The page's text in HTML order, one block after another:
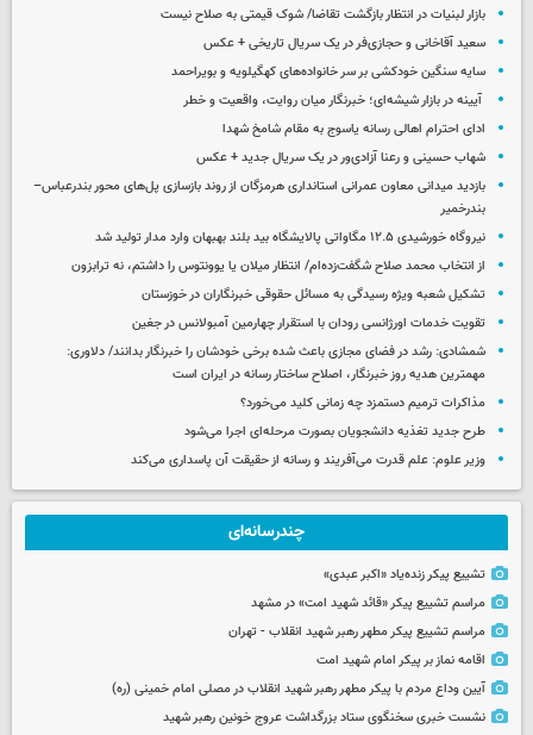
بازار لبنیات در انتظار بازگشت تقاضا/ شوک قیمتی به صلاح نیست
سعید آقاخانی و حجازی‌فر در یک سریال تاریخی + عکس
سایه سنگین خودکشی بر سر خانواده‌های کهگیلویه و بویراحمد
آیینه در بازار شیشه‌ای؛ خبرنگار میان روایت، واقعیت و خطر
ادای احترام اهالی رسانه یاسوج به مقام شامخ شهدا
شهاب حسینی و رعنا آزادی‌ور در یک سریال جدید + عکس
بازدید میدانی معاون عمرانی استانداری هرمزگان از روند بازسازی پل‌های محور بندرعباس–
بندرخمیر
نیروگاه خورشیدی ۱۲.۵ مگاواتی پالایشگاه بید بلند بهبهان وارد مدار تولید شد
از انتخاب محمد صلاح شگفت‌زده‌ام/ انتظار میلان یا یوونتوس را داشتم، نه ترابزون
تشکیل شعبه ویژه رسیدگی به مسائل حقوقی خبرنگاران در خوزستان
تقویت خدمات اورژانسی رودان با استقرار چهارمین آمبولانس در جغین
شمشادی: رشد در فضای مجازی باعث شده برخی خودشان را خبرنگار بدانند/ دلاوری:
مهمترین هدیه‌ روز خبرنگار، اصلاح ساختار رسانه در ایران است
مذاکرات ترمیم دستمزد چه زمانی کلید می‌خورد؟
طرح جدید تغذیه دانشجویان بصورت مرحله‌ای اجرا می‌شود
وزیر علوم: علم قدرت می‌آفریند و رسانه از حقیقت آن پاسداری می‌کند
چندرسانه‌ای
تشییع پیکر زنده‌یاد «اکبر عبدی»
مراسم تشییع پیکر «قائد شهید امت» در مشهد
مراسم تشییع پیکر مطهر رهبر شهید انقلاب - تهران
اقامه نماز بر پیکر امام شهید امت
آیین وداع مردم با پیکر مطهر رهبر شهید انقلاب در مصلی امام خمینی (ره)
نشست خبری سخنگوی ستاد بزرگداشت عروج خونین رهبر شهید